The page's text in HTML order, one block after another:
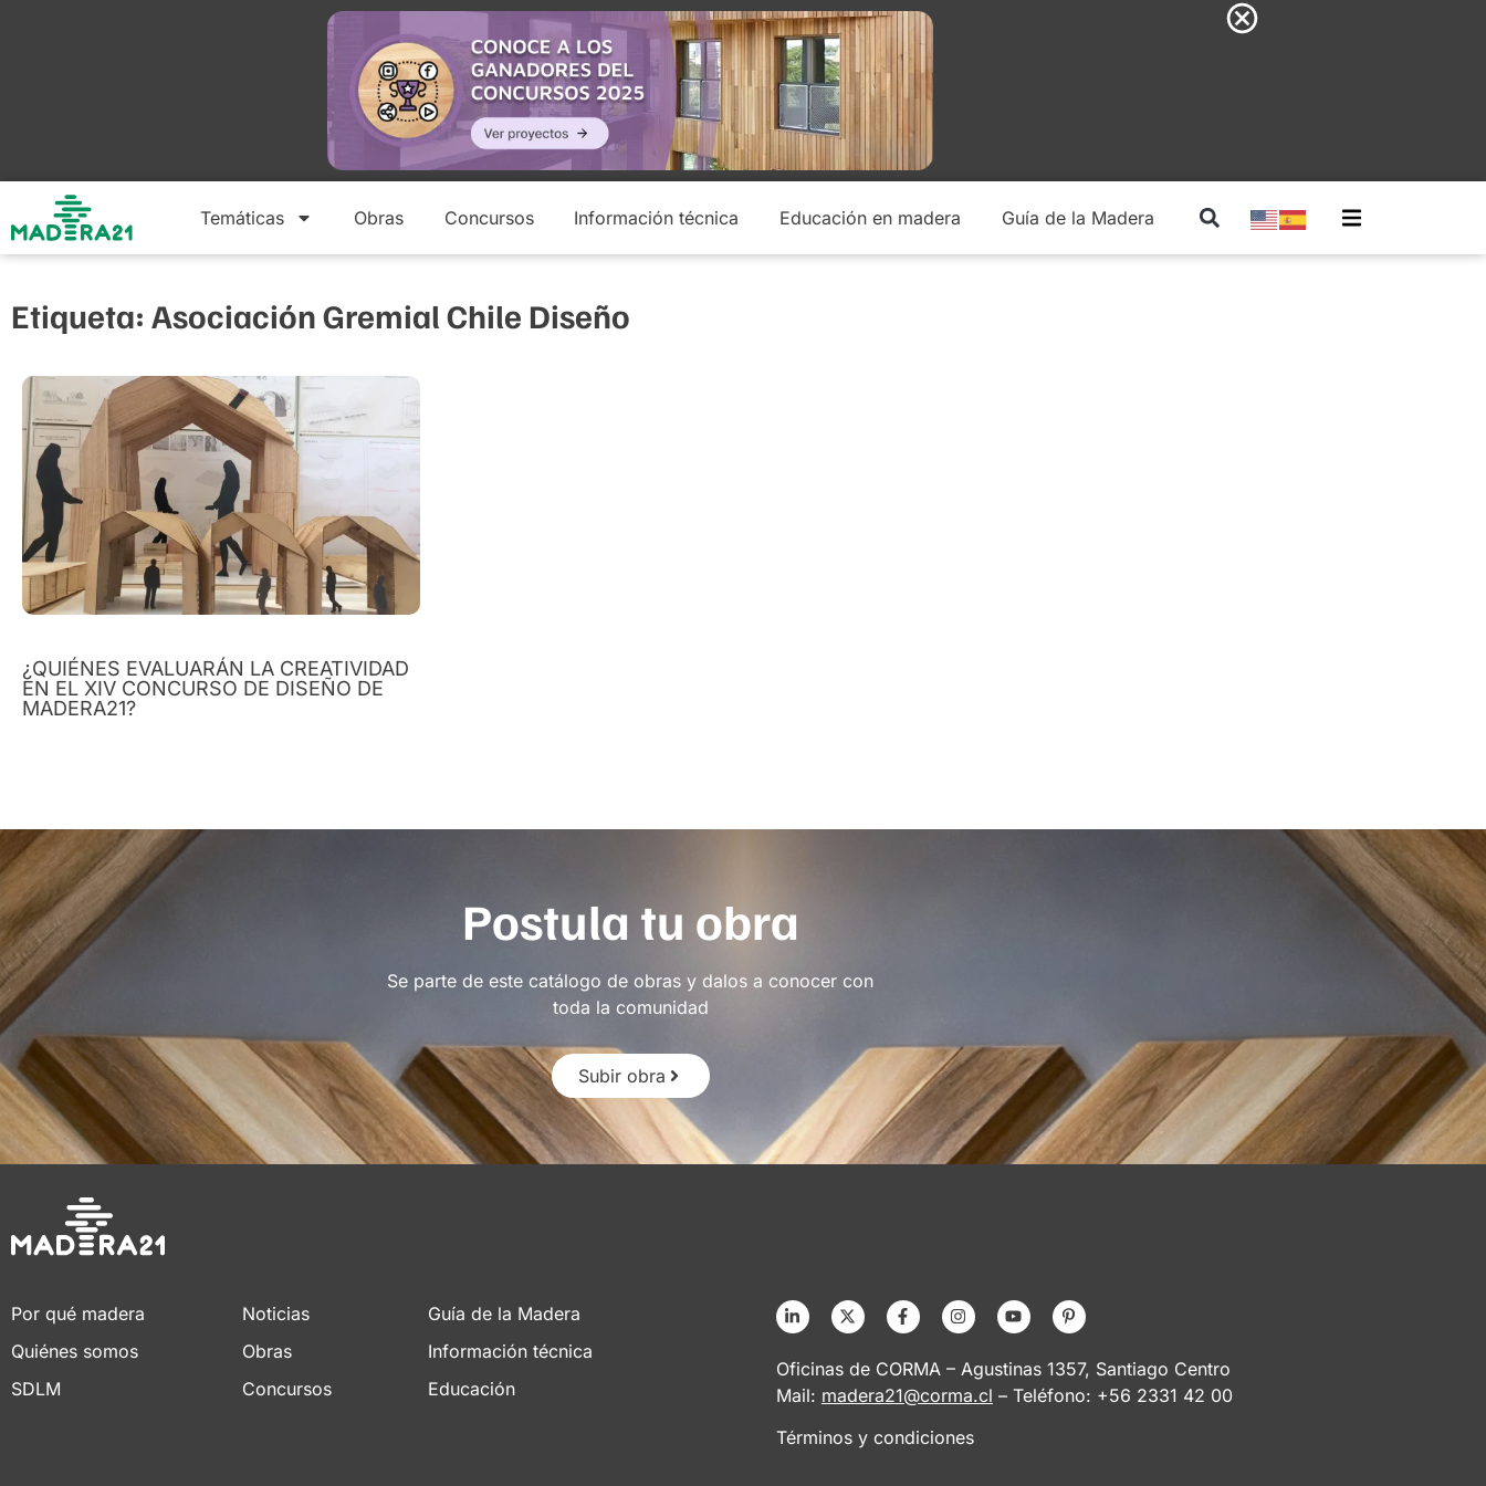
Temáticas Obras Concursos Información técnica Educación en madera Guía de la Madera
Etiqueta: Asociación Gremial Chile Diseño
¿QUIÉNES EVALUARÁN LA CREATIVIDAD
EN EL XIV CONCURSO DE DISEÑO DE
MADERA21?
Postula tu obra
Se parte de este catálogo de obras y dalos a conocer con
toda la comunidad
Subir obra
Por qué madera
Quiénes somos
SDLM
Noticias
Obras
Concursos
Guía de la Madera
Información técnica
Educación
Oficinas de CORMA – Agustinas 1357, Santiago Centro
Mail: madera21@corma.cl – Teléfono: +56 2331 42 00
Términos y condiciones